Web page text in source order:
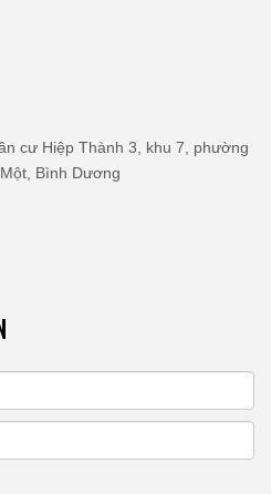
cư Hiệp Thành 3, khu 7, phường
Bình Dương